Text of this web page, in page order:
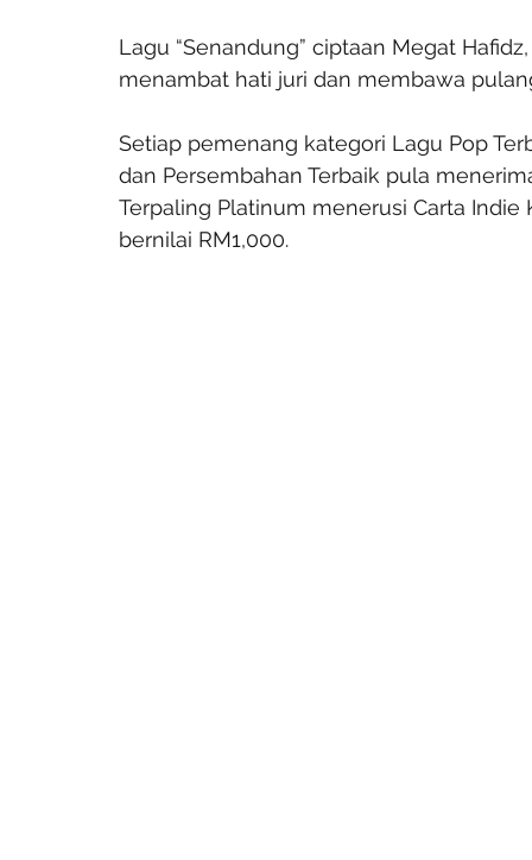
Lagu “Senandung” ciptaan Megat
menambat hati juri dan membawa
Setiap pemenang kategori Lagu Pop
dan Persembahan Terbaik pula
Terpaling Platinum menerusi Carta
bernilai RM1,000.